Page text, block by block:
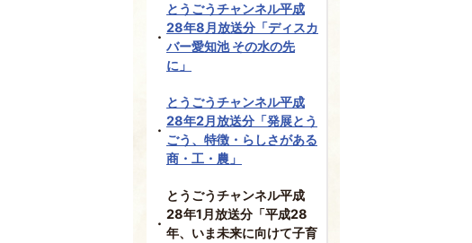
とうごうチャンネル平成
28年8月放送分「ディスカ
バー愛知池 その水の先
に」
とうごうチャンネル平成
28年2月放送分「発展とう
ごう、特徴・らしさがある
商・工・農」
とうごうチャンネル平成
28年1月放送分「平成28
年、いま未来に向けて子育